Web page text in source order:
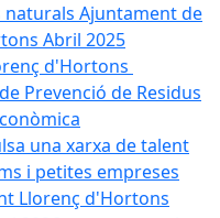
naturals Ajuntament de
Abril 2025
d'Hortons
Prevenció de Residus
una xarxa de talent
i petites empreses
Llorenç d'Hortons